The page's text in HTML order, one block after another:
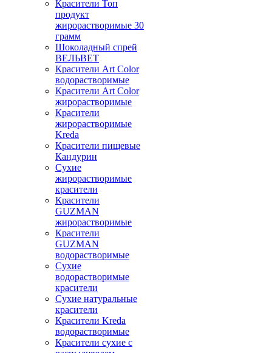
Красители Топ
продукт
жирорастворимые 30
грамм
Шоколадный спрей
ВЕЛЬВЕТ
Красители Art Color
водорастворимые
Красители Art Color
жирорастворимые
Красители
жирорастворимые
Kreda
Красители пищевые
Кандурин
Сухие
жирорастворимые
красители
Красители
GUZMAN
жирорастворимые
Красители
GUZMAN
водорастворимые
Сухие
водорастворимые
красители
Сухие натуральные
красители
Красители Kreda
водорастворимые
Красители сухие с